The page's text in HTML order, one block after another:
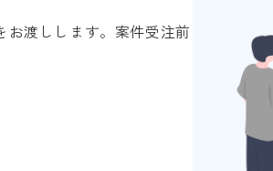
お渡しします。案件受注前